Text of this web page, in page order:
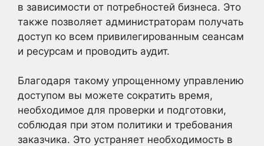
в зависимости от потребностей бизнеса. Это
также позволяет администраторам получать
доступ ко всем привилегированным сеансам
и ресурсам и проводить аудит.
Благодаря такому упрощенному управлению
доступом вы можете сократить время,
необходимое для проверки и подготовки,
соблюдая при этом политики и требования
заказчика. Это устраняет необходимость в